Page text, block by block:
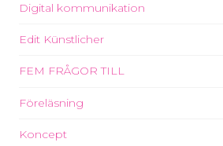
Digital kommunikation
Edit Künstlicher
FEM FRÅGOR TILL
Föreläsning
Koncept